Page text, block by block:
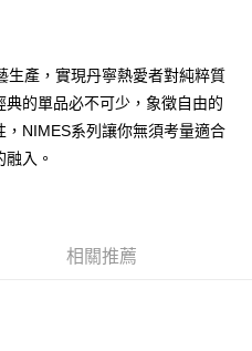
商條碼／台灣大直營門市／銀行轉
繳費。
」（以下簡稱本公司）所提供，讓
或服務，並由商店將買賣／分期付款
本公司帳單繳交帳款。
契約關係目的，商店將以您的個人
」後，將跳轉至「AFTEE先享後付」
即可完成結帳。
簡訊。
此簡訊中的連結，可透過四大超商／
繳費，但若您需要取消訂單，請聯絡
訂單仍視為有效，需透過AFTEE先享
」之結帳頁面顯示為準，若有關於
之「AFTEE先享後付」服務完成之交
運費
)免運費
日起不提供京站紙袋，取件時
生產，實現丹寧熱愛者對純粹質
的單品必不可少，象徵自由的
NIMES系列讓你無須考量適合
入。
相關推薦